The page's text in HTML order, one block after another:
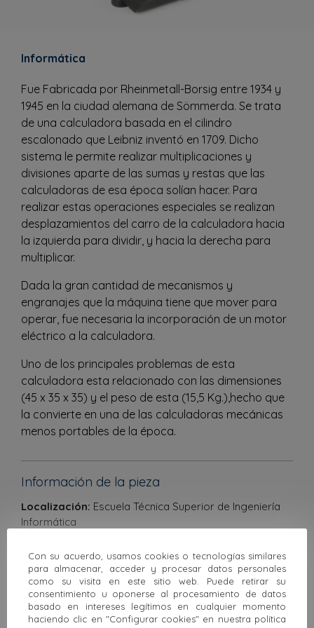
Informática
Fue Fabricada por Rheinmetall-Borsig entre 1934 y
1945 en la ciudad alemana de Sömmerda. Se trata
de una calculadora basada en el cilindro
escalonado que Leibniz inventó en 1709. Dicho
sistema le permite realizar multiplicaciones y
divisiones aparte de las sumas y restas que las
calculadoras de esa época solían hacer. Para
realizar estas operaciones especiales se realizan
desplazamientos del carro de la calculadora hacia
la izquierda para dividir, y hacia la derecha para
multiplicar.
Dada la gran cantidad de mecanismos y
engranajes que la máquina tiene que mover para
operar, fue necesaria la incorporación de un motor
eléctrico a la calculadora.
Uno de los principales problemas de esta
calculadora esta relacionado con las dimensiones
(45 x 35 x 35) y el peso de esta (15,5 Kg.),hecho que
la convierte en una de las calculadoras mecánicas
menos portables de la época.
Información de la pieza
Localización: Escuela Técnica Superior de Ingeniería
Informática
Procedencia:Cedido por Daniel Sancho Ehlert
Situación administrativa: Cedido
Con su acuerdo, usamos cookies o tecnologías similares
para almacenar, acceder y procesar datos personales
como su visita en este sitio web. Puede retirar su
consentimiento u oponerse al procesamiento de datos
basado en intereses legítimos en cualquier momento
haciendo clic en "Configurar cookies" en nuestra política